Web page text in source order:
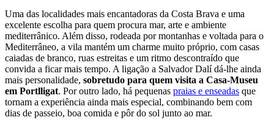
Uma das localidades mais encantadoras da Costa Brava e uma
excelente escolha para quem procura mar, arte e ambiente
mediterrânico. Além disso, rodeada por montanhas e voltada para o
Mediterrâneo, a vila mantém um charme muito próprio, com casas
caiadas de branco, ruas estreitas e um ritmo descontraído que
convida a ficar mais tempo. A ligação a Salvador Dalí dá-lhe ainda
mais personalidade, sobretudo para quem visita a Casa-Museu
em Portlligat. Por outro lado, há pequenas praias e enseadas que
tornam a experiência ainda mais especial, combinando bem com
dias de passeio, boa comida e pôr do sol junto ao mar.